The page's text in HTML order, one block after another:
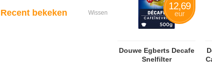
12,69
eur
Douwe Egberts Decafe
Snelfilter
Recent bekeken Wissen